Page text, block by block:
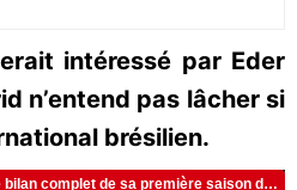
intéressé par Eder
n’entend pas lâcher si
brésilien.